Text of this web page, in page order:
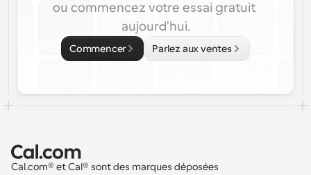
ou commencez votre essai gratuit
aujourd'hui.
Commencer Parlez aux ventes
Cal.com® et Cal® sont des marques déposées